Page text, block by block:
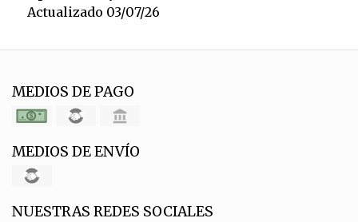
Actualizado 03/07/26
MEDIOS DE PAGO
MEDIOS DE ENVÍO
NUESTRAS REDES SOCIALES